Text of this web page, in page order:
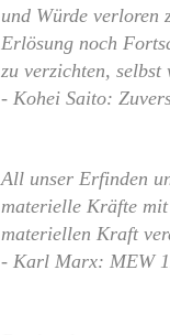
und Würde verloren
Erlösung noch
zu verzichten, selbst
- Kohei Saito:
All unser Erfinden
materielle Kräfte mit
materiellen Kraft
- Karl Marx: MEW